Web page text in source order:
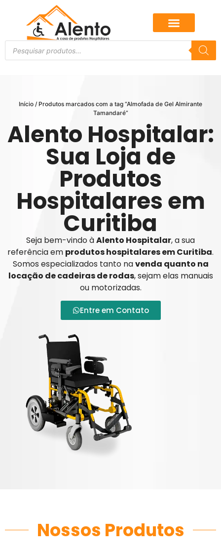
Início / Produtos marcados com a tag “Almofada de Gel Almirante
Tamandaré”
Alento Hospitalar:
Sua Loja de
Produtos
Hospitalares em
Curitiba
Seja bem-vindo àAlento Hospitalar, a sua
referência em produtos hospitalares em Curitiba.
Somos especializados tanto navenda quanto na
locação de cadeiras de rodas, sejam elas manuais
ou motorizadas.
Entre em Contato
Nossos Produtos